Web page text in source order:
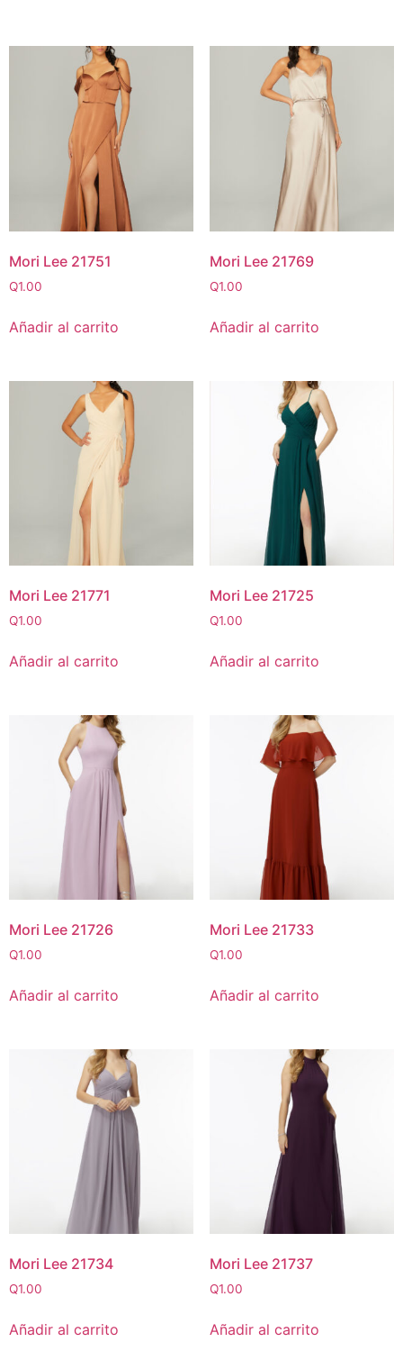
Mori Lee 21751
Q1.00
Añadir al carrito
Mori Lee 21769
Q1.00
Añadir al carrito
Mori Lee 21771
Q1.00
Añadir al carrito
Mori Lee 21725
Q1.00
Añadir al carrito
Mori Lee 21726
Q1.00
Añadir al carrito
Mori Lee 21733
Q1.00
Añadir al carrito
Mori Lee 21734
Q1.00
Añadir al carrito
Mori Lee 21737
Q1.00
Añadir al carrito